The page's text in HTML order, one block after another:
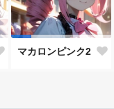
マカロンピンク2